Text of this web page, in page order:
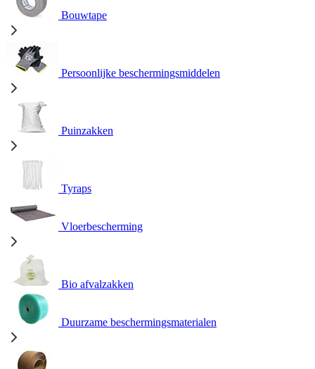
Bouwtape
Persoonlijke beschermingsmiddelen
Puinzakken
Tyraps
Vloerbescherming
Bio afvalzakken
Duurzame beschermingsmaterialen